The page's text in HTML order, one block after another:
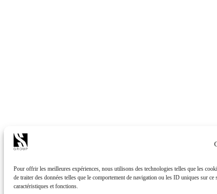
Pour offrir les meilleures expériences, nous utilisons des technologies telles que les
de traiter des données telles que le comportement de navigation ou les ID uniques sur
caractéristiques et fonctions.